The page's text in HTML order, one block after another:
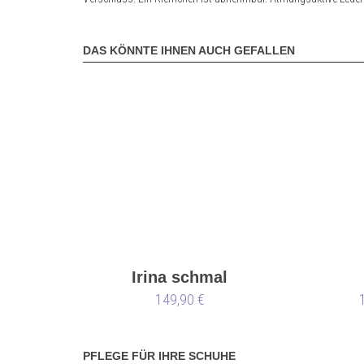
DAS KÖNNTE IHNEN AUCH GEFALLEN
Irina schmal
149,90 €
PFLEGE FÜR IHRE SCHUHE